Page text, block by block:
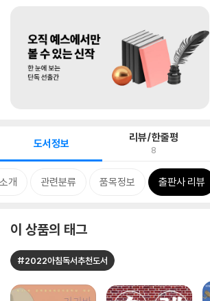
도서정보 리뷰/한줄평
8
개 관련분류 품목정보 출판사 리뷰
이 상품의 태그
#2022아침독서추천도서